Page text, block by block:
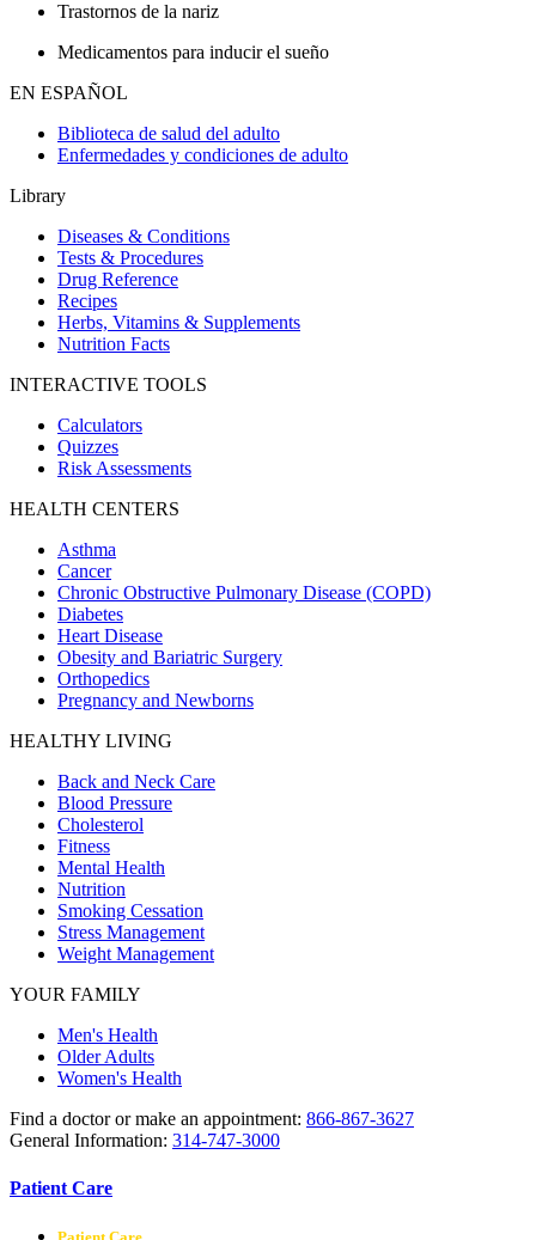
Trastornos de la nariz
Medicamentos para inducir el sueño
EN ESPAÑOL
Biblioteca de salud del adulto
Enfermedades y condiciones de adulto
Library
Diseases & Conditions
Tests & Procedures
Drug Reference
Recipes
Herbs, Vitamins & Supplements
Nutrition Facts
INTERACTIVE TOOLS
Calculators
Quizzes
Risk Assessments
HEALTH CENTERS
Asthma
Cancer
Chronic Obstructive Pulmonary Disease (COPD)
Diabetes
Heart Disease
Obesity and Bariatric Surgery
Orthopedics
Pregnancy and Newborns
HEALTHY LIVING
Back and Neck Care
Blood Pressure
Cholesterol
Fitness
Mental Health
Nutrition
Smoking Cessation
Stress Management
Weight Management
YOUR FAMILY
Men's Health
Older Adults
Women's Health
Find a doctor or make an appointment: 866-867-3627
General Information: 314-747-3000
Patient Care